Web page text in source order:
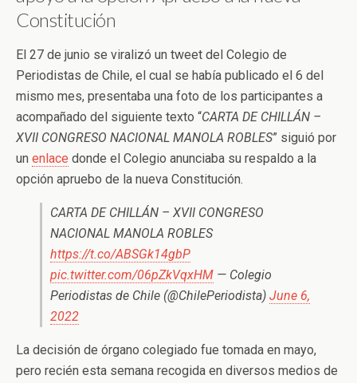
Constitución
El 27 de junio se viralizó un tweet del Colegio de
Periodistas de Chile, el cual se había publicado el 6 del
mismo mes, presentaba una foto de los participantes a
acompañado del siguiente texto “CARTA DE CHILLÁN –
XVII CONGRESO NACIONAL MANOLA ROBLES” siguió por
un enlace donde el Colegio anunciaba su respaldo a la
opción apruebo de la nueva Constitución.
CARTA DE CHILLÁN – XVII CONGRESO
NACIONAL MANOLA ROBLES
https://t.co/ABSGk14gbP
pic.twitter.com/06pZkVqxHM — Colegio
Periodistas de Chile (@ChilePeriodista) June 6,
2022
La decisión de órgano colegiado fue tomada en mayo,
pero recién esta semana recogida en diversos medios de